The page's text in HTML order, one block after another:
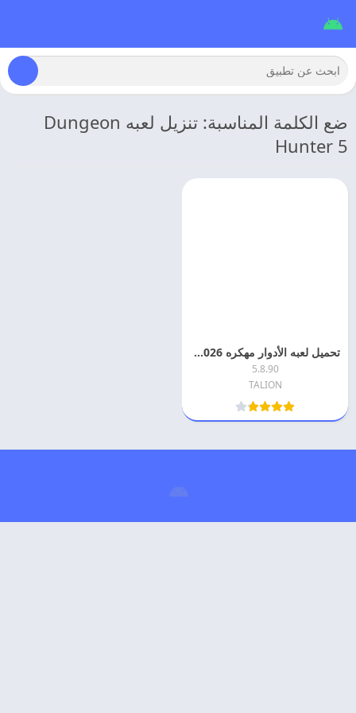
ضع الكلمة المناسبة: تنزيل لعبه Dungeon
Hunter 5
تحميل لعبه الأدوار مهكره 2026 TALION اخر اصدار
5.8.90
TALION